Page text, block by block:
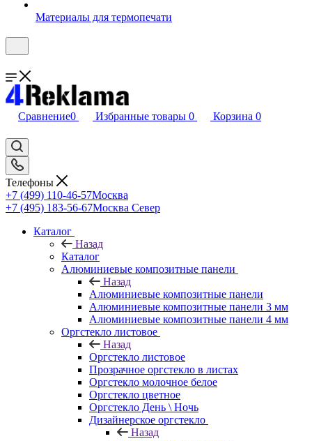
Материалы для термопечати
Сравнение0 Избранные товары 0 Корзина 0
Телефоны
+7 (499) 110-46-57Москва
+7 (495) 183-56-67Москва Север
Каталог
Назад
Каталог
Алюминиевые композитные панели
Назад
Алюминиевые композитные панели
Алюминиевые композитные панели 3 мм
Алюминиевые композитные панели 4 мм
Оргстекло листовое
Назад
Оргстекло листовое
Прозрачное оргстекло в листах
Оргстекло молочное белое
Оргстекло цветное
Оргстекло День \ Ночь
Дизайнерское оргстекло
Назад